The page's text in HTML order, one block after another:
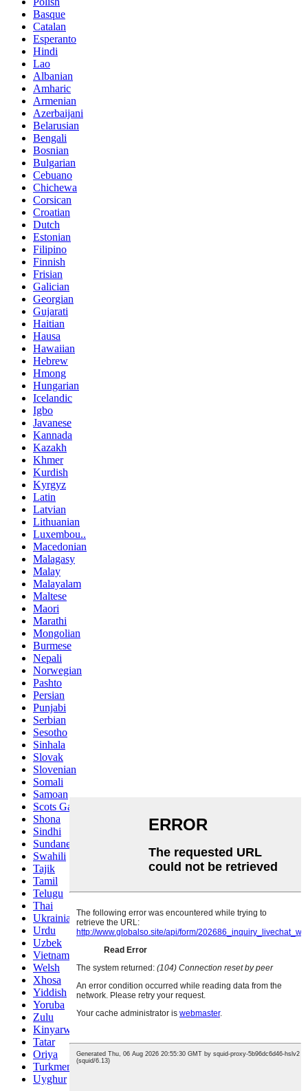
Basque
Catalan
Esperanto
Hindi
Lao
Albanian
Amharic
Armenian
Azerbaijani
Belarusian
Bengali
Bosnian
Bulgarian
Cebuano
Chichewa
Corsican
Croatian
Dutch
Estonian
Filipino
Finnish
Frisian
Galician
Georgian
Gujarati
Haitian
Hausa
Hawaiian
Hebrew
Hmong
Hungarian
Icelandic
Igbo
Javanese
Kannada
Kazakh
Khmer
Kurdish
Kyrgyz
Latin
Latvian
Lithuanian
Luxembou..
Macedonian
Malagasy
Malay
Malayalam
Maltese
Maori
Marathi
Mongolian
Burmese
Nepali
Norwegian
Pashto
Persian
Punjabi
Serbian
Sesotho
Sinhala
Slovak
Slovenian
Somali
Samoan
Scots Gaelic
Shona
Sindhi
Sundanese
Swahili
Tajik
Tamil
Telugu
Thai
Ukrainian
Urdu
Uzbek
Vietnamese
Welsh
Xhosa
Yiddish
Yoruba
Zulu
Kinyarwanda
Tatar
Oriya
Turkmen
Uyghur